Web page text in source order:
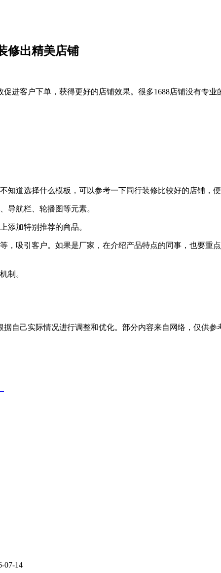
修出精美店铺
客户下单，获得更好的店铺效果。很多1688店铺没有专业
道选择什么模板，可以参考一下同行装修比较好的店铺，
航栏、轮播图等元素。
加特别推荐的商品。
引客户。如果是厂家，在介绍产品特点的同事，也要重
制。
己实际情况进行调整和优化。部分内容来自网络，仅供参
07-14